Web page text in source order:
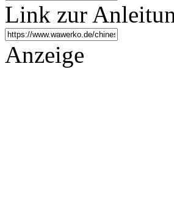
Link zur
Anzeige